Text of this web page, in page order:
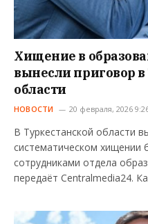
Хищение в
вынесли приговор
области
НОВОСТИ 20 февраля, 2026
В Туркестанской области
систематическом хищении
сотрудниками отдела
передаёт Centralmedia24.